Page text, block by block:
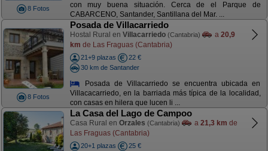
8 Fotos
con muy buena situación. Cerca de el Parque de
CABARCENO, Santander, Santillana del Mar. ...
8 Fotos
Posada de Villacarriedo
Hostal Rural en Villacarriedo (Cantabria) a 20,9
km de Las Fraguas (Cantabria)
21+9 plazas
22 €
30 km de Santander
Posada de Villacarriedo se encuentra ubicada en
Villacacarriedo, en la barriada más típica de la localidad,
con casas en hilera que lucen li ...
La Casa del Lago de Campoo
Casa Rural en Orzales (Cantabria) a 21,3 km de
Las Fraguas (Cantabria)
20+1 plazas
25 €